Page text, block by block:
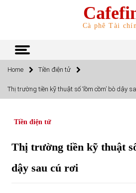
Cà phê Tài
TOP
Top 10 mặt hàng Việt Nam
15/06/2022
Home Tiền điện tử
Thị trường tiền kỹ thuật số ‘lồm cồm’ bò dậy
Tiền điện tử
Thị trường tiền kỹ thuật
dậy sau cú rơi